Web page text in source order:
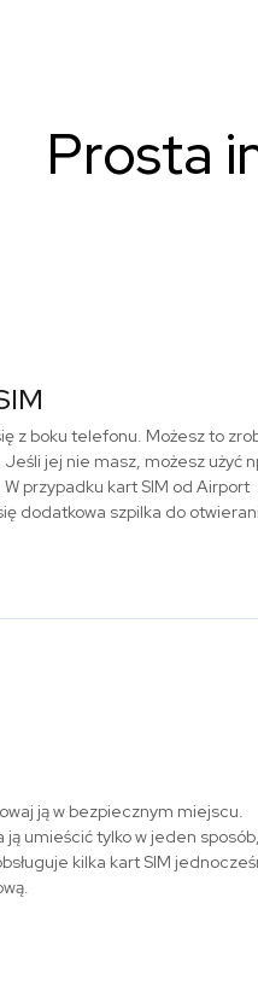
Prosta
z boku telefonu. Możesz to
jej nie masz, możesz użyć
przypadku kart SIM od Airport
dodatkowa szpilka do
ją w bezpiecznym miejscu.
ją umieścić tylko w jeden
kilka kart SIM